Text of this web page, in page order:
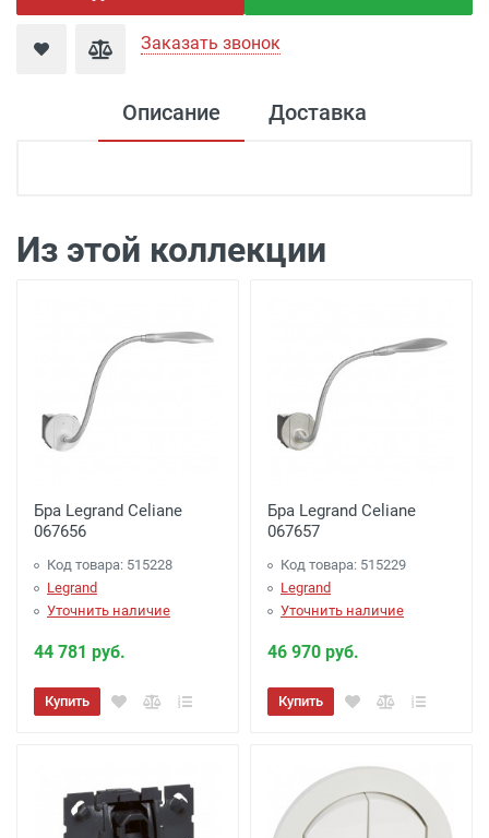
Заказать звонок
Описание Доставка
подъезда)
Доставка г. Калуга 100 рублей (самовывоз
Из этой коллекции
Бра Legrand Celiane
067656
Код товара: 515228
Legrand
Уточнить наличие
44 781 руб.
Купить
Бра Legrand Celiane
067657
Код товара: 515229
Legrand
Уточнить наличие
46 970 руб.
Купить